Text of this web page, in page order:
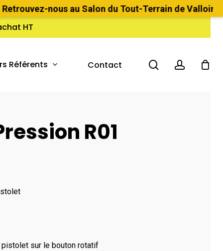
nous au Salon du Tout-Terrain de Valloire du
HT
Référents Contact searchaccount
R01
sur le bouton rotatif